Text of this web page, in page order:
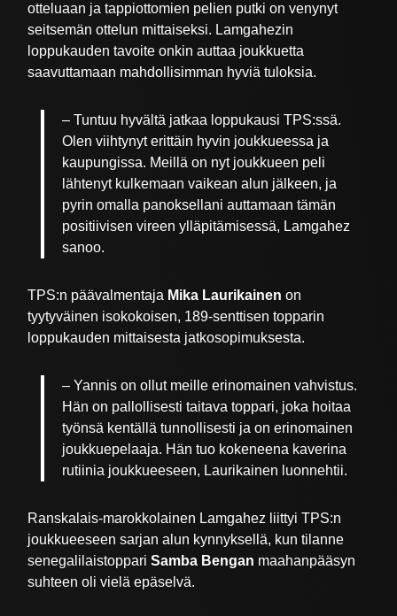
otteluaan ja tappiottomien pelien putki on venynyt
seitsemän ottelun mittaiseksi. Lamgahezin
loppukauden tavoite onkin auttaa joukkuetta
saavuttamaan mahdollisimman hyviä tuloksia.
– Tuntuu hyvältä jatkaa loppukausi TPS:ssä.
Olen viihtynyt erittäin hyvin joukkueessa ja
kaupungissa. Meillä on nyt joukkueen peli
lähtenyt kulkemaan vaikean alun jälkeen, ja
pyrin omalla panoksellani auttamaan tämän
positiivisen vireen ylläpitämisessä, Lamgahez
sanoo.
TPS:n päävalmentaja Mika Laurikainen on
tyytyväinen isokokoisen, 189-senttisen topparin
loppukauden mittaisesta jatkosopimuksesta.
– Yannis on ollut meille erinomainen vahvistus.
Hän on pallollisesti taitava toppari, joka hoitaa
työnsä kentällä tunnollisesti ja on erinomainen
joukkuepelaaja. Hän tuo kokeneena kaverina
rutiinia joukkueeseen, Laurikainen luonnehtii.
Ranskalais-marokkolainen Lamgahez liittyi TPS:n
joukkueeseen sarjan alun kynnyksellä, kun tilanne
senegalilaistoppari Samba Bengan maahanpääsyn
suhteen oli vielä epäselvä.